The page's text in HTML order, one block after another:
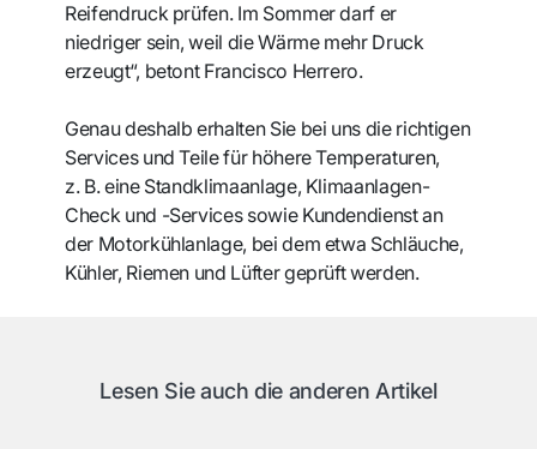
Reifendruck prüfen. Im Sommer darf er
niedriger sein, weil die Wärme mehr Druck
erzeugt“, betont Francisco Herrero.
Genau deshalb erhalten Sie bei uns die richtigen
Services und Teile für höhere Temperaturen,
z. B. eine Standklimaanlage, Klimaanlagen-
Check und -Services sowie Kundendienst an
der Motorkühlanlage, bei dem etwa Schläuche,
Kühler, Riemen und Lüfter geprüft werden.
Lesen Sie auch die anderen Artikel